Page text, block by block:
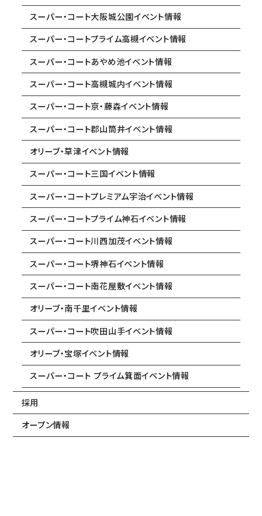
スーパー・コート大阪城公園イベント情報
スーパー・コートプライム高槻イベント情報
スーパー・コートあやめ池イベント情報
スーパー・コート高槻城内イベント情報
スーパー・コート京・藤森イベント情報
スーパー・コート郡山筒井イベント情報
オリーブ・草津イベント情報
スーパー・コート三国イベント情報
スーパー・コートプレミアム宇治イベント情報
スーパー・コートプライム神石イベント情報
スーパー・コート川西加茂イベント情報
スーパー・コート堺神石イベント情報
スーパー・コート南花屋敷イベント情報
オリーブ・南千里イベント情報
スーパー・コート吹田山手イベント情報
オリーブ・宝塚イベント情報
スーパー・コート プライム箕面イベント情報
採用
オープン情報